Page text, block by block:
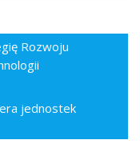
Rozwoju
jednostek